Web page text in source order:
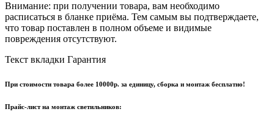
Внимание: при получении товара, вам необходимо
расписаться в бланке приёма. Тем самым вы подтверждаете,
что товар поставлен в полном объеме и видимые
повреждения отсутствуют.
Текст вкладки Гарантия
При стоимости товара более 10000р. за единицу, сборка и монтаж бесплатно!
Прайс-лист на монтаж светильников: